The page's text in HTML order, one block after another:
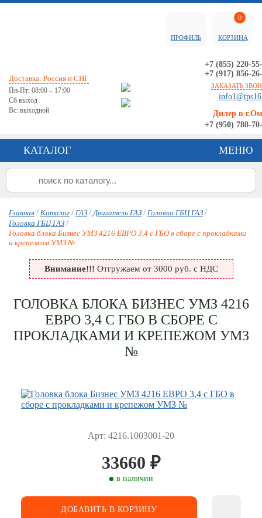
Доставка: Россия и СНГ
Пн-Пт: 08:00 – 17:00
Сб выход
Вс: выходной
+7 (855) 220-
+7 (917) 856-
ЗАКАЗАТЬ
Дилер в
+7 (950) 788-
ПРОФИЛЬ
0
КОРЗИНА
КАТАЛОГ МЕНЮ
Главная / Каталог / ГАЗ / Двигатель ГАЗ / Головка ГБЦ ГАЗ /
Головка ГБЦ ГАЗ /
Головка блока Бизнес УМЗ 4216 ЕВРО 3,4 с ГБО в сборе с прокладками
и крепежом УМЗ №
Внимание!!! Отгружаем от 3000 руб. с НДС
ГОЛОВКА БЛОКА БИЗНЕС УМЗ 4216
ЕВРО 3,4 С ГБО В СБОРЕ С
ПРОКЛАДКАМИ И КРЕПЕЖОМ УМЗ
№
Арт: 4216.1003001-20
33660 ₽
в наличии
ДОБАВИТЬ В КОРЗИНУ